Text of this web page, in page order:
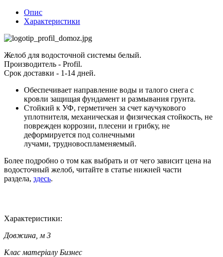
Опис
Характеристики
Желоб для водосточной системы белый.
Производитель - Profil.
Срок доставки - 1-14 дней.
Обеспечивает направление воды и талого снега с
кровли защищая фундамент и размывания грунта.
Стойкий к УФ, герметичен за счет каучукового
уплотнителя, механическая и физическая стойкость, не
поврежден коррозии, плесени и грибку, не
деформируется под солнечными
лучами, трудновоспламеняемый.
Более подробно о том как выбрать и от чего зависит цена на
водосточный желоб, читайте в статье нижней части
раздела, здесь.
Характеристики:
Довжина, м 3
Клас матеріалу Бизнес